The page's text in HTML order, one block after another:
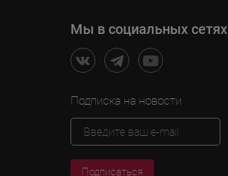
Мы в социальных сетях
Подписка на новости
Подписаться